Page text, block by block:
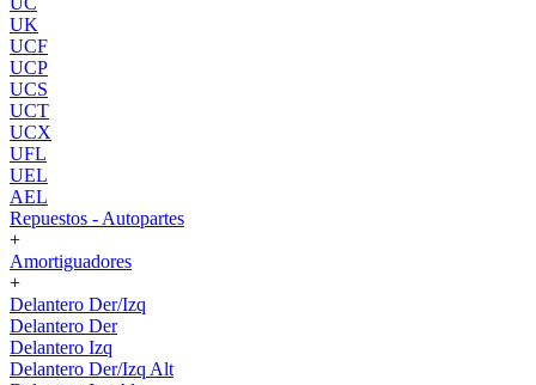
UK
UCF
UCP
UCS
UCT
UCX
UFL
UEL
AEL
Repuestos - Autopartes
+
Amortiguadores
+
Delantero Der/Izq
Delantero Der
Delantero Izq
Delantero Der/Izq Alt